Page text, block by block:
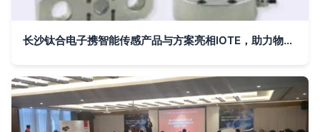
长沙钛合电子携智能传感产品与方案亮相IOTE，助力物联网与智能电子开发